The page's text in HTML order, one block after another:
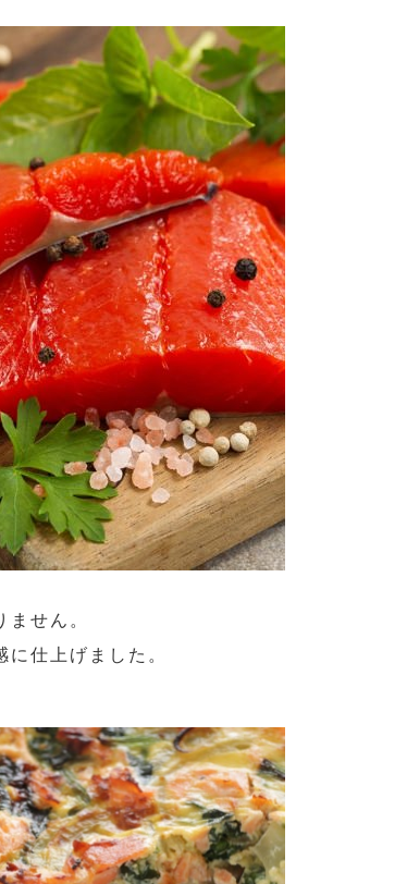
せん。
仕上げました。